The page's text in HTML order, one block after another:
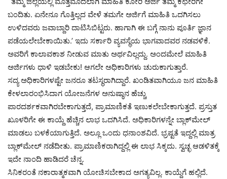
ಬಂದಿತು. ಏನೇನೂ ಗೊತ್ತಿಲ್ಲದ ವೇಳೆ ತಮಗೇ ಅರ್ಜಿಗೆ ಮಾಹಿತಿ ಒದಗಿಸಲು
ಉಳಿದವರು ಜವಾಬ್ದಾರಿ ದಾಟಿಸಿಬಿಟ್ಟರು. ಹಾಗಾಗಿ ಈ ಬಗ್ಗೆ ನಾನು ಪೂರ್ತಿ ಜ್ಞಾನ
ಪಡೆಯಲೇಬೇಕಾಯಿತು.’ ಇದು ಸರ್ಕಾರಿ ವ್ಯವಸ್ಥೆಯ ಭಾಗವಾದವರ ನಡವಳಿಕೆ.
ಅವರಿಗೆ ಕಾಲಾವಕಾಶ ನೀಡುವ ಮಾತು ಅರ್ಥವಿಲ್ಲದ್ದು. ಅಂದಮೇಲೆ ಮಾಹಿತಿ
ಅರ್ಜಿಗಳು ಧಾಳಿ ಇಡಬೇಕು! ಆಗಲೇ ಅಧಿಕಾರಿಗಳು ಚುರುಕಾಗುತ್ತಾರೆ.
ಸದ್ಯ ಅಧಿಕಾರಿಗಳಷ್ಟೇ ಜನರೂ ತಟಸ್ಥರಾಗಿದ್ದಾರೆ. ಖಂಡಿತವಾಗಿಯೂ ಜನ ಮಾಹಿತಿ
ಕೇಳಲಾರಂಭಿಸಿದಾಗ ಯೋಜನೆಗಳ ಅನುಷ್ಠಾನ ಹೆಚ್ಚು
ಪಾರದರ್ಶಕವಾಗಿರಬೇಕಾಗುತ್ತದೆ, ಪ್ರಾಮಾಣಿಕತೆ ಇಣುಕಲೇಬೇಕಾಗುತ್ತದೆ. ಪ್ರಸ್ತುತ
ಖೂಳರಿಗೇ ಈ ಕಾಯ್ದೆ ಹೆಚ್ಚಿನ ಲಾಭ ಒದಗಿಸಿದೆ. ಅಧಿಕಾರಿಗಳನ್ನೇ ಬ್ಲಾಕ್‍ಮೇಲ್
ಮಾಡಲು ಬಳಕೆಯಾಗುತ್ತಿದೆ. ಅಲ್ಲೂ ಒಂದು ಧನಾಂಶವಿದೆ. ಭ್ರಷ್ಟತೆ ಇದ್ದಲ್ಲಿ ಮಾತ್ರ
ಬ್ಲಾಕ್‍ಮೇಲ್ ನಡೆದೀತು. ಪ್ರಾಮಾಣಿಕರಾಗಿದ್ದಲ್ಲಿ ಈ ಲಾಭ ಸಿಕ್ಕದು. ಸ್ವಚ್ಛ ಆಡಳಿತಕ್ಕೆ
ಇದೇ ನಾಂದಿ ಹಾಡಿದರೆ ಚೆನ್ನ.
ಸಿನಿಕರಂತೆ ನಕಾರಾತ್ಮಕವಾಗಿ ಯೋಚಿಸಬೇಕಾದ ಅಗತ್ಯವಿಲ್ಲ. ಕಾಯ್ದೆಗೆ ಹಲ್ಲಿದೆ.